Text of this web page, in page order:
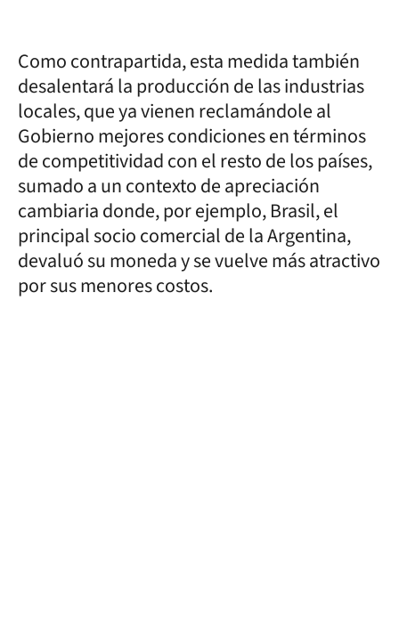
Como contrapartida, esta medida también
desalentará la producción de las industrias
locales, que ya vienen reclamándole al
Gobierno mejores condiciones en términos
de competitividad con el resto de los países,
sumado a un contexto de apreciación
cambiaria donde, por ejemplo, Brasil, el
principal socio comercial de la Argentina,
devaluó su moneda y se vuelve más atractivo
por sus menores costos.